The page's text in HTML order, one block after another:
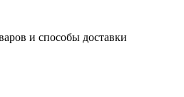
и способы доставки